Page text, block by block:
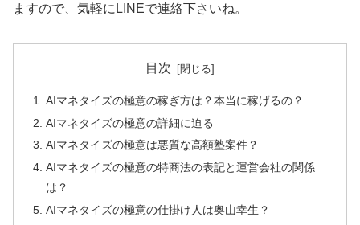
ますので、気軽にLINEで連絡下さいね。
目次
AIマネタイズの極意の稼ぎ方は？本当に稼げるの？
AIマネタイズの極意の詳細に迫る
AIマネタイズの極意は悪質な高額塾案件？
AIマネタイズの極意の特商法の表記と運営会社の関係
は？
AIマネタイズの極意の仕掛け人は奥山幸生？